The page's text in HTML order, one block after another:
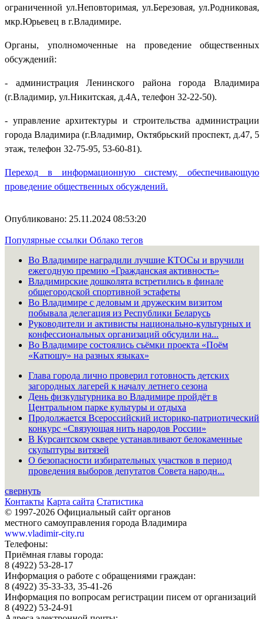
ограниченной ул.Неповторимая, ул.Березовая, ул.Родниковая,
мкр.Юрьевец в г.Владимире.
Органы, уполномоченные на проведение общественных
обсуждений:
- администрация Ленинского района города Владимира
(г.Владимир, ул.Никитская, д.4А, телефон 32-22-50).
- управление архитектуры и строительства администрации
города Владимира (г.Владимир, Октябрьский проспект, д.47, 5
этаж, телефон 32-75-95, 53-60-81).
Переход в информационную систему, обеспечивающую
проведение общественных обсуждений.
Опубликовано: 25.11.2024 08:53:20
Популярные ссылки Облако тегов
Во Владимире наградили лучшие КТОСы и вручили
ежегодную премию «Гражданская активность»
Владимирские дошколята встретились в финале
общегородской спортивной эстафеты
Во Владимире с деловым и дружеским визитом
побывала делегация из Республики Беларусь
Руководители и активисты национально-культурных и
конфессиональных организаций обсудили на...
Во Владимире состоялись съёмки проекта «Поём
«Катюшу» на разных языках»
Глава города лично проверил готовность детских
загородных лагерей к началу летнего сезона
День физкультурника во Владимире пройдёт в
Центральном парке культуры и отдыха
Продолжается Всероссийский историко-патриотический
конкурс «Связующая нить народов России»
В Курсантском сквере устанавливают белокаменные
скульптуры витязей
О безопасности избирательных участков в период
проведения выборов депутатов Совета народн...
свернуть
Контакты Карта сайта Статистика
© 1997-2026 Официальный сайт органов
местного самоуправления города Владимира
www.vladimir-city.ru
Телефоны:
Приёмная главы города:
8 (4922) 53-28-17
Информация о работе с обращениями граждан:
8 (4922) 35-33-33, 35-41-26
Информация по вопросам регистрации писем от организаций
8 (4922) 53-24-91